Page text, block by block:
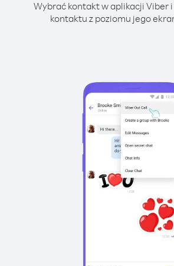
Wybrać kontakt w aplikacji Viber
kontaktu z poziomu jego